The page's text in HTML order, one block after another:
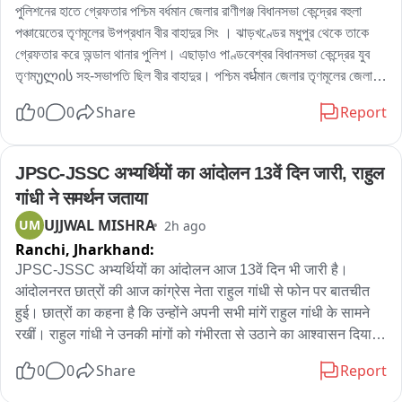
করেন তিনি। প্রশাসনের তরফে প্রয়োজনীয় ব্যবস্থা নেওয়ার দাবি জানিয়ে তিনি
বলেন, আইনি পথেই এই সমস্যার সমাধান চান তাঁরা。
অন্যদিকে আর এক বিজেপি কর্মী অভিজিৎ বিশ্বাসের অভিযোগ, দীর্ঘদিন ধরে এই
পরিস্থিতি চললেও কোনও কার্যকর পদক্ষেপ নেওয়া হয়নি। তাঁর দাবি, নির্মাণস্থলে বড়
আশঙ্কা রয়েছে। নিত্যদিন ছোটখাটো দুর্ঘটনাও ঘটছে। 그는 অভিযোগ করেন,
দ্রুত ব্যবস্থা নিয়ে রাস্তা দখলমুক্ত ও নিরাপদ করার আবেদন জানান তিনি。
বিজেপির দাবি, রাস্তা থেকে অবিলম্বে নির্মাণসামগ্রী সরিয়ে স্বাভাবিক যান চলাচল
নিশ্চিত করতে হবে এবং ভবিষ্যতে যাতে জনসাধারণের ভোগান্তি না হয়, সে বিষয়ে
প্রশাসনকে কড়া নজরদারি করতে হবে。
সম্প্রতি পুর নগরোন্নয় দপ্তররে মন্ত্রী অগ্নিমিত্রা পাল দিয়েছেন নির্মান সামগ্রি
রাস্তায় ফেলে রাখলে ব্যবস্থা নেওয়া হবে।
পুলিশনের হাতে গ্রেফতার পশ্চিম বর্ধমান জেলার রাণীগঞ্জ বিধানসভা কেন্দ্রের বহুলা
পঞ্চায়েতের তৃণমূলের উপপ্রধান বীর বাহাদুর সিং । ঝাড়খণ্ডের মধুপুর থেকে তাকে
গ্রেফতার করে অন্ডাল থানার পুলিশ। এছাড়াও পাণ্ডবেশ্বর বিধানসভা কেন্দ্রের যুব
তৃণমულის সহ-সভাপতি ছিল বীর বাহাদুর। পশ্চিম বर्धমান জেলার তৃণমূলের জেলা
বলেও পরিচিত ছিল এই বীর বাহাদুর। এলাকায় সন্ত্রাস তোলাবাজি সহ একাধিক
0 0 Share Report
JPSC-JSSC अभ्यर्थियों का आंदोलन 13वें दिन जारी, राहुल
गांधी ने समर्थन जताया
UM UJJWAL MISHRA 2h ago
Ranchi, Jharkhand:
JPSC-JSSC अभ्यर्थियों का आंदोलन आज 13वें दिन भी जारी है।
आंदोलनरत छात्रों की आज कांग्रेस नेता राहुल गांधी से फोन पर बातचीत
हुई। छात्रों का कहना है कि उन्होंने अपनी सभी मांगें राहुल गांधी के सामने
रखीं। राहुल गांधी ने उनकी मांगों को गंभीरता से उठाने का आश्वासन दिया है
0 0 Share Report